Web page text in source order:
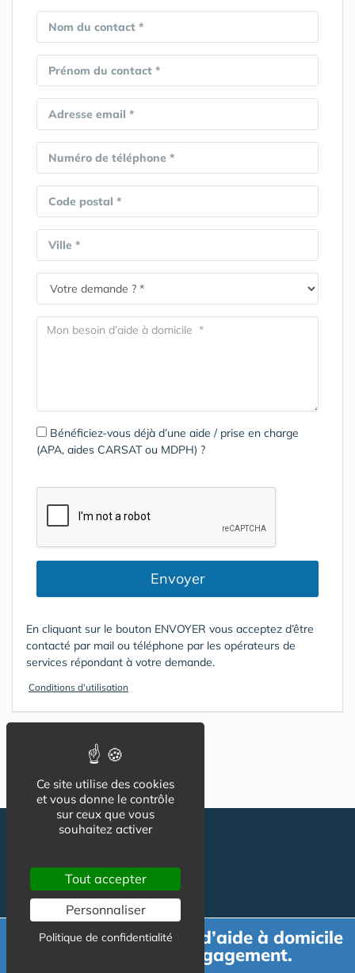
Nom du contact *
Prénom du contact *
Adresse email *
Numéro de téléphone *
Code postal *
Ville *
Bénéficiez-vous déjà d’une aide / prise en charge
(APA, aides CARSAT ou MDPH) ?
Envoyer
En cliquant sur le bouton ENVOYER vous acceptez d’être
contacté par mail ou téléphone par les opérateurs de
services répondant à votre demande.
Conditions d'utilisation
Suivez-nous
CGU
Mentions légales
Demande de devis d’aide à domicile
gratuit et sans engagement.
Ce site utilise des cookies
et vous donne le contrôle
sur ceux que vous
souhaitez activer
Tout accepter
Personnaliser
Politique de confidentialité